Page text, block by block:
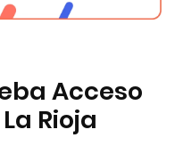
Acceso
Rioja